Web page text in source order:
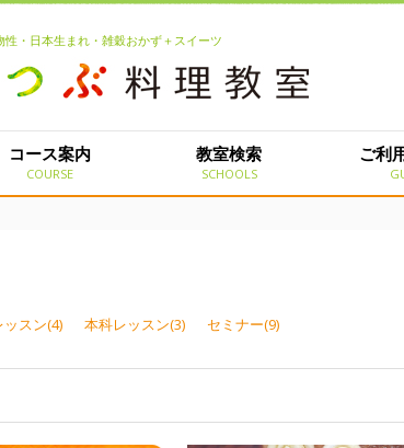
性・日本生まれ・雑穀おかず＋スイーツ
コース案内
COURSE
教室検索
SCHOOLS
ご利
スン(4) 本科レッスン(3) セミナー(9)